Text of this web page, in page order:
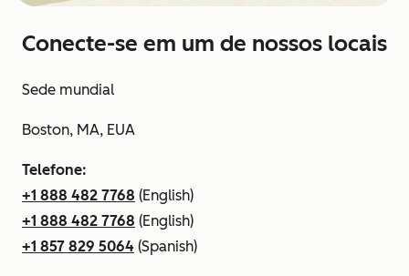
Conecte-se em um de nossos locais
Sede mundial
Boston, MA, EUA
Telefone:
+1 888 482 7768 (English)
+1 888 482 7768 (English)
+1 857 829 5064 (Spanish)